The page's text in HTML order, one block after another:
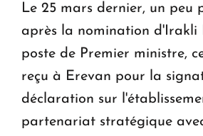
Le 25 mars dernier, un peu
après la nomination d'Irakli
poste de Premier ministre,
reçu à Erevan pour la
déclaration sur
partenariat stratégique